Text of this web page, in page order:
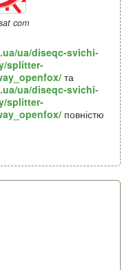
com
ua/diseqc-svichi-
splitter-
та
ua/diseqc-svichi-
splitter-
повністю